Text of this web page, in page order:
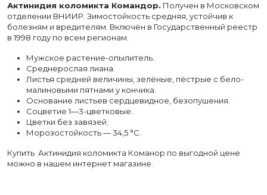
Актинидия коломикта Командор. Получен в Московском
отделении ВНИИР. Зимостойкость средняя, устойчив к
болезням и вредителям. Включён в Государственный реестр
в 1998 году по всем регионам.
Мужское растение-опылитель.
Среднерослая лиана.
Листья средней величины, зелёные, пёстрые с бело-
малиновыми пятнами у кончика.
Основание листьев сердцевидное, безопушения.
Соцветие 1—3-цветковые.
Цветки без завязей.
Морозостойкость — 34,5 °С.
Купить Актинидия коломикта Команор по выгодной цене
можно в нашем интернет магазине.